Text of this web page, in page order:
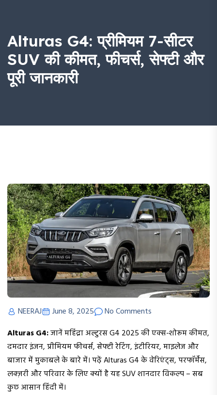
Alturas G4: प्रीमियम 7-सीटर
SUV की कीमत, फीचर्स, सेफ्टी और
पूरी जानकारी
NEERAJ June 8, 2025
No Comments
Alturas G4:जानें महिंद्रा अल्टुरस G4 2025 की एक्स-शोरूम कीमत,
दमदार इंजन, प्रीमियम फीचर्स, सेफ्टी रेटिंग, इंटीरियर, माइलेज और
बाजार में मुकाबले के बारे में। पढ़ें Alturas G4 के वेरिएंट्स, परफॉर्मेंस,
लक्ज़री और परिवार के लिए क्यों है यह SUV शानदार विकल्प – सब
कुछ आसान हिंदी में।